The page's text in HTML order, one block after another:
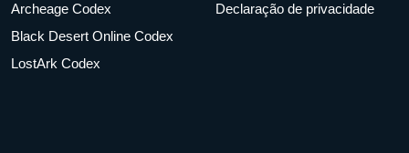
Archeage Codex
Black Desert Online Codex
LostArk Codex
Declaração de privacidade